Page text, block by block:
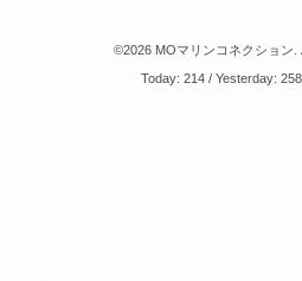
©2026 MOマリンコネクション
Today: 214 / Yesterday: 258